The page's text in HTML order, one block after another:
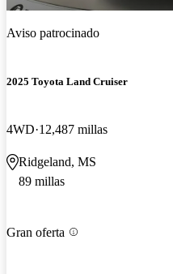
Aviso patrocinado
2025 Toyota Land Cruiser
4WD 12,487 millas
Ridgeland, MS
89 millas
Gran oferta